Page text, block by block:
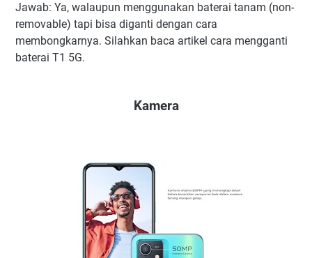
Jawab: Ya, walaupun menggunakan baterai tanam (non-
removable) tapi bisa diganti dengan cara
membongkarnya. Silahkan baca artikel cara mengganti
baterai T1 5G.
Kamera